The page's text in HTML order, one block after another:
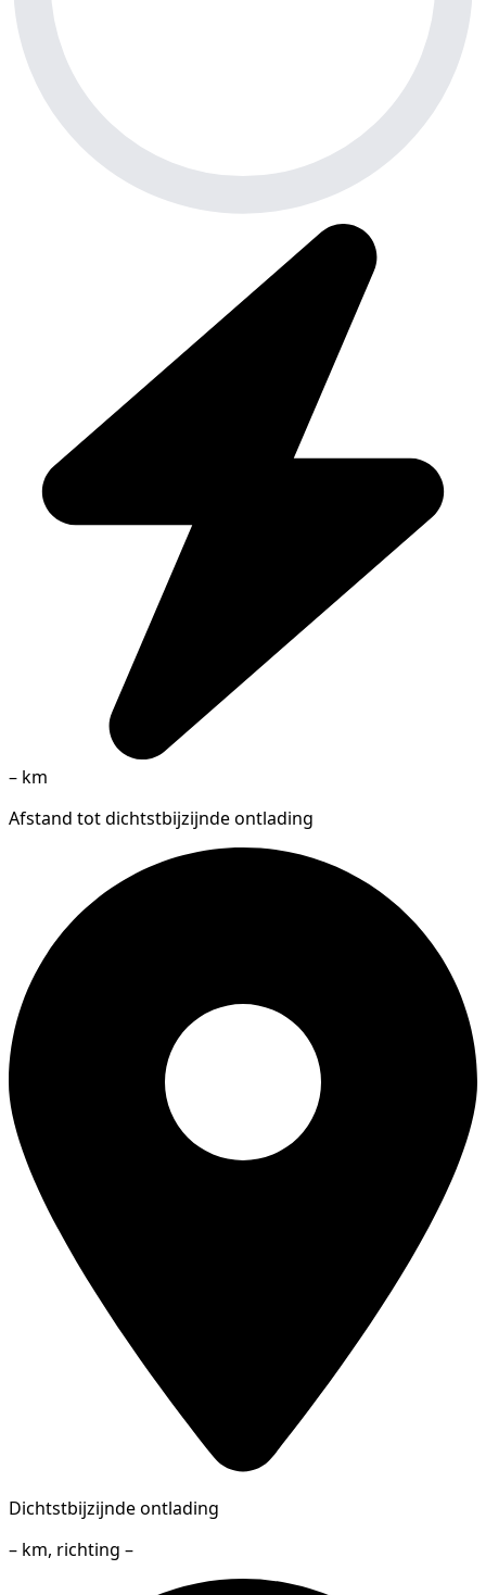
– km
Afstand tot dichtstbijzijnde ontlading
Dichtstbijzijnde ontlading
– km, richting –